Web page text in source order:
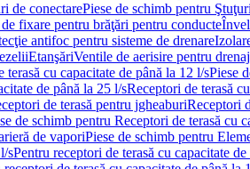
de conectarePiese de schimb pentru
fixare pentru brăţări pentru conducte
antifoc pentru sisteme de drenare
EtanşăriVentile de aerisire pentru drenaj
terasă cu capacitate de până la 12 l/sPiese
de până la 25 l/sReceptori de terasă
de terasă pentru jgheaburiReceptori
de schimb pentru Receptori de terasă cu
de vaporiPiese de schimb pentru
sPentru receptori de terasă cu capacitate